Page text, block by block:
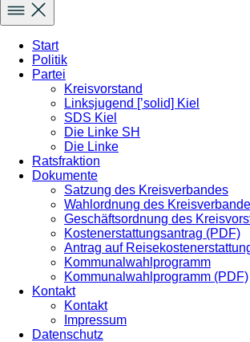
Start
Politik
Partei
Kreisvorstand
Linksjugend [’solid] Kiel
SDS Kiel
Die Linke SH
Die Linke
Ratsfraktion
Dokumente
Satzung des Kreisverbandes
Wahlordnung des
Geschäftsordnung des
Kostenerstattungsantrag (PDF)
Antrag auf
Kommunalwahlprogramm
Kommunalwahlprogramm (PDF)
Kontakt
Kontakt
Impressum
Datenschutz